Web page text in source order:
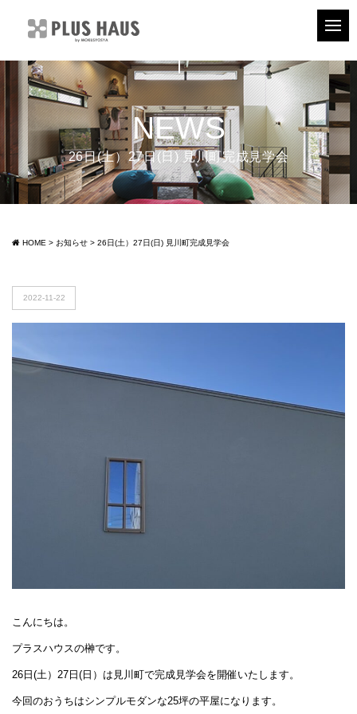
NEWS
26日(土）27日(日) 見川町完成見学会
HOME > お知らせ > 26日(土）27日(日) 見川町完成見学会
2022-11-22
こんにちは。
プラスハウスの榊です。
26日(土）27日(日）は見川町で完成見学会を開催いたします。
今回のおうちはシンプルモダンな25坪の平屋になります。